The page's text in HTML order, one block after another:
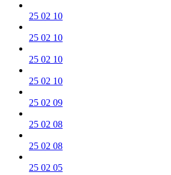
25 02 10
25 02 10
25 02 10
25 02 10
25 02 09
25 02 08
25 02 08
25 02 05